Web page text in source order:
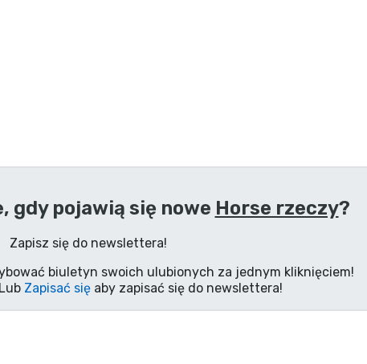
gdy pojawią się nowe Horse rzeczy?
Zapisz się do newslettera!
biuletyn swoich ulubionych za jednym kliknięciem!
Zapisać się aby zapisać się do newslettera!